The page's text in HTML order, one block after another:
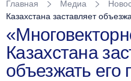
Главная Медиа
Казахстана заставляет
Казахстана
объезжать его